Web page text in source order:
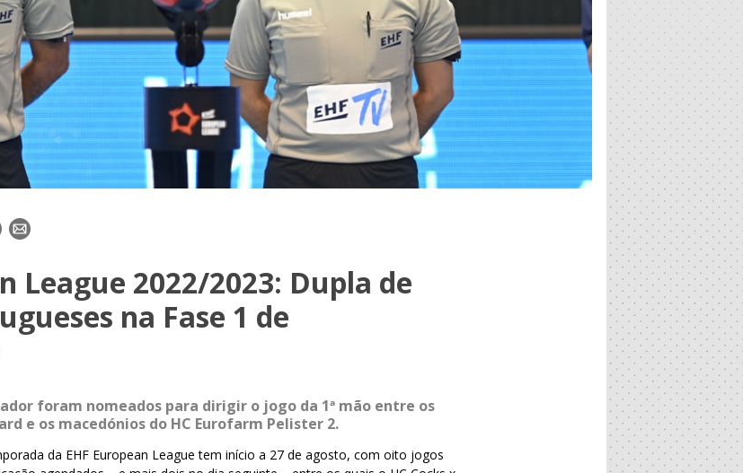
E-
League 2022/2023: Dupla de
na Fase 1 de
foram nomeados para dirigir o jogo da 1ª mão entre os
e os macedónios do HC Eurofarm Pelister 2.
da EHF European League tem início a 27 de agosto, com oito jogos